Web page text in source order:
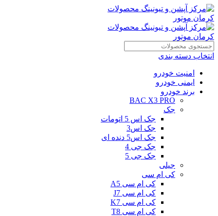
انتخاب دسته بندی
امنیت خودرو
ایمنی خودرو
برند خودرو
BAC X3 PRO
جک
جک اس 5 اتومات
جک اس3
جک اس5 دنده ای
جک جی 4
جک جی 5
جیلی
کی ام سی
کی ام سی A5
کی ام سی J7
کی ام سی K7
کی ام سی T8